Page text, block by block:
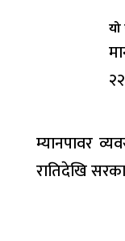
म्यानपावर
रातिदेखि